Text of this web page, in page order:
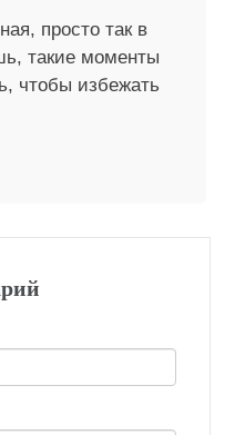
просто так в
такие моменты
чтобы избежать